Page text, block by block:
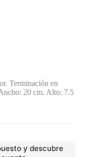
Terminación en
20 cm. Alto: 7.5
y descubre